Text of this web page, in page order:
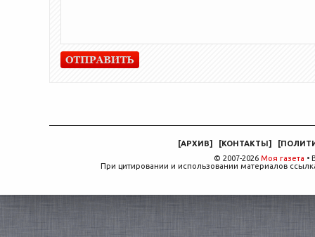
[АРХИВ] [КОНТАКТЫ] [
© 2007-2026 Моя газета •
При цитировании и использовании материалов